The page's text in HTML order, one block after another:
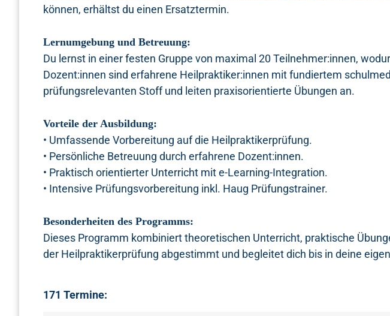
können, erhältst du einen Ersatztermin.
Lernumgebung und Betreuung:
Du lernst in einer festen Gruppe von maximal 20 Teilnehmer:innen,
Dozent:innen sind erfahrene Heilpraktiker:innen mit fundiertem
prüfungsrelevanten Stoff und leiten praxisorientierte Übungen an.
Vorteile der Ausbildung:
• Umfassende Vorbereitung auf die Heilpraktikerprüfung.
• Persönliche Betreuung durch erfahrene Dozent:innen.
• Praktisch orientierter Unterricht mit e-Learning-Integration.
• Intensive Prüfungsvorbereitung inkl. Haug Prüfungstrainer.
Besonderheiten des Programms:
Dieses Programm kombiniert theoretischen Unterricht, praktische
der Heilpraktikerprüfung abgestimmt und begleitet dich bis in deine
171 Termine: